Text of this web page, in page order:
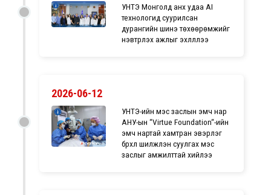
УНТЭ Монголд анх удаа AI
технологид суурилсан
дурангийн шинэ төхөөрөмжийг
нэвтрүүлэх ажлыг эхлүүллээ
2026-06-12
УНТЭ-ийн мэс заслын эмч нар
АНУ-ын “Virtue Foundation“-ийн
эмч нартай хамтран эвэрлэг
бүрхүүл шилжүүлэн суулгах мэс
заслыг амжилттай хийлээ